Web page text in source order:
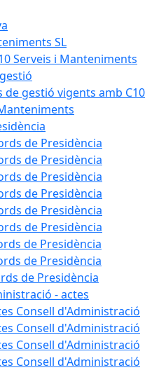
SL
Serveis i Manteniments
de gestió vigents amb C10
de Presidència
de Presidència
de Presidència
de Presidència
de Presidència
de Presidència
de Presidència
de Presidència
de Presidència
- actes
Consell d'Administració
Consell d'Administració
Consell d'Administració
Consell d'Administració